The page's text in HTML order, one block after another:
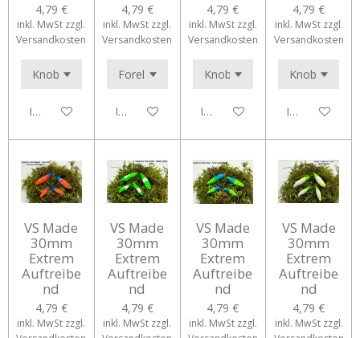
4,79 €
inkl. MwSt zzgl.
Versandkosten
In den Warenkorb
4,79 €
inkl. MwSt zzgl.
Versandkosten
In den Warenkorb
4,79 €
inkl. MwSt zzgl.
Versandkosten
In den Warenkorb
4,79 €
inkl. MwSt zzgl.
Versandkosten
In den
VS Made
30mm
Extrem
Auftreibe
nd
4,79 €
inkl. MwSt zzgl.
VS Made
30mm
Extrem
Auftreibe
nd
4,79 €
inkl. MwSt zzgl.
VS Made
30mm
Extrem
Auftreibe
nd
4,79 €
inkl. MwSt zzgl.
VS Made
30mm
Extrem
Auftreibe
nd
4,79 €
inkl. MwSt zzgl.